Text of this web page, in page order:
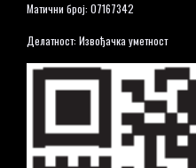
Матични број: 07167342
Делатност: Извођачка уметност